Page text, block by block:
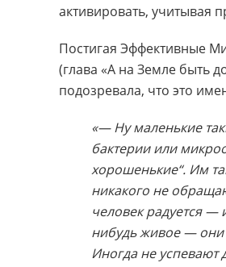
активировать, учитывая
Постигая Эффективные
(глава «А на Земле быть
подозревала, что это
«— Ну маленькие
бактерии или
хорошенькие“. Им
никакого не
человек радуется —
нибудь живое — они
Иногда не успевают